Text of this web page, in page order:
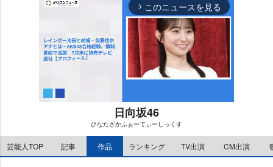
arrow_forward_ios このニュースを見る
M
u
t
日向坂46
ひなたざかふぉーてぃーしっくす
芸能人TOP 記事 作品 ランキング TV出演 CM出演